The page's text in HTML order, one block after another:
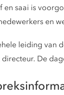
en saai is
en
leiding van
De